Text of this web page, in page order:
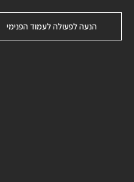
הנעה לפעולה לעמוד הפנימי